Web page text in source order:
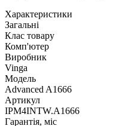
Характеристики
Загальні
Клас товару
Комп'ютер
Виробник
Vinga
Модель
Advanced A1666
Артикул
IPM4INTW.A1666
Гарантія, міс